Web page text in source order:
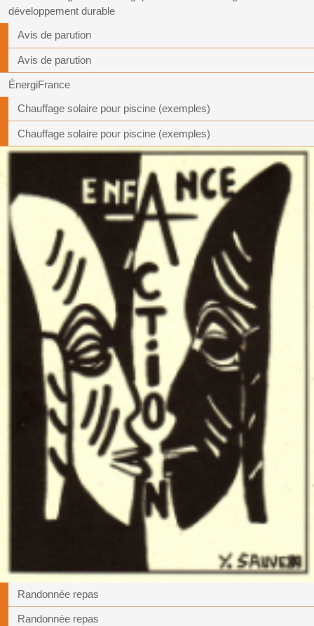
développement durable
Avis de parution
Avis de parution
ÉnergiFrance
Chauffage solaire pour piscine (exemples)
Chauffage solaire pour piscine (exemples)
Randonnée repas
Randonnée repas